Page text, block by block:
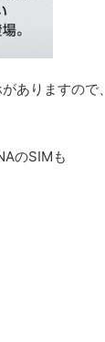
ありますので、
のSIMも